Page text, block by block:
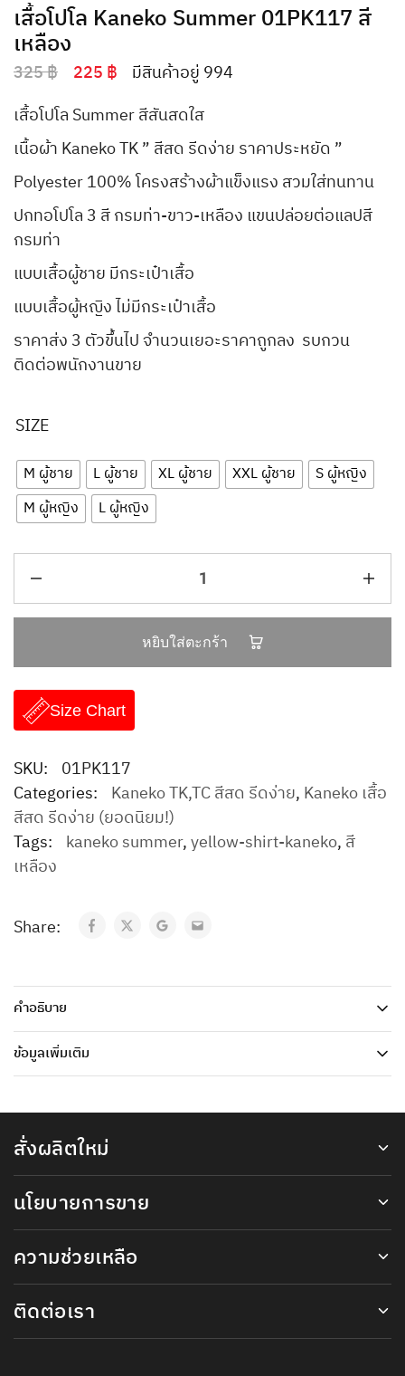
เสื้อโปโล Kaneko Summer 01PK117 สี
เหลือง
325฿ 225 ฿ มีสินค้าอยู่ 994
เสื้อโปโล Summer สีสันสดใส
เนื้อผ้า Kaneko TK ” สีสด รีดง่าย ราคาประหยัด ”
Polyester 100% โครงสร้างผ้าแข็งแรง สวมใส่ทนทาน
ปกทอโปโล 3 สี กรมท่า-ขาว-เหลือง แขนปล่อยต่อแลปสี
กรมท่า
แบบเสื้อผู้ชาย มีกระเป๋าเสื้อ
แบบเสื้อผู้หญิง ไม่มีกระเป๋าเสื้อ
ราคาส่ง 3 ตัวขึ้นไป จำนวนเยอะราคาถูกลง รบกวน
ติดต่อพนักงานขาย
SIZE
M ผู้ชาย L ผู้ชาย XL ผู้ชาย XXL ผู้ชาย
S ผู้หญิง
M ผู้หญิง
L ผู้หญิง
หยิบใส่ตะกร้า
Size Chart
SKU: 01PK117
Categories: Kaneko TK,TC สีสด รีดง่าย, Kaneko เสื้อ
สีสด รีดง่าย (ยอดนิยม!)
Tags: kaneko summer,yellow-shirt-kaneko, สี
เหลือง
Share:
คำอธิบาย
ข้อมูลเพิ่มเติม
สั่งผลิตใหม่
นโยบายการขาย
ความช่วยเหลือ
ติดต่อเรา